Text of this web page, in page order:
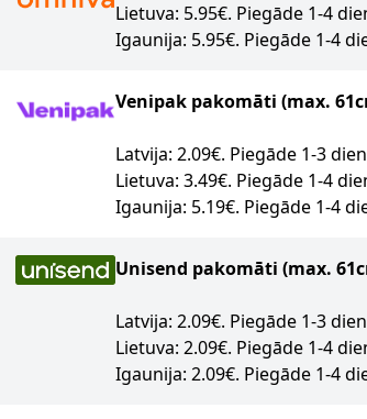
Lietuva: 5.95€. Piegāde 1-4
Igaunija: 5.95€. Piegāde 1-4
Venipak pakomāti (max.
Latvija: 2.09€. Piegāde 1-3
Lietuva: 3.49€. Piegāde 1-4
Igaunija: 5.19€. Piegāde 1-4
Unisend pakomāti (max.
Latvija: 2.09€. Piegāde 1-3
Lietuva: 2.09€. Piegāde 1-4
Igaunija: 2.09€. Piegāde 1-4